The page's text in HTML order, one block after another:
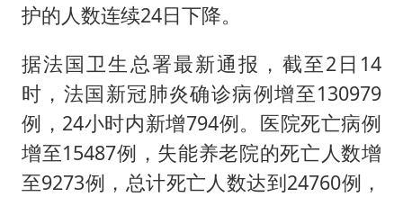
护的人数连续24日下降。
据法国卫生总署最新通报，截至2日14
时，法国新冠肺炎确诊病例增至130979
例，24小时内新增794例。医院死亡病例
增至15487例，失能养老院的死亡人数增
至9273例，总计死亡人数达到24760例，